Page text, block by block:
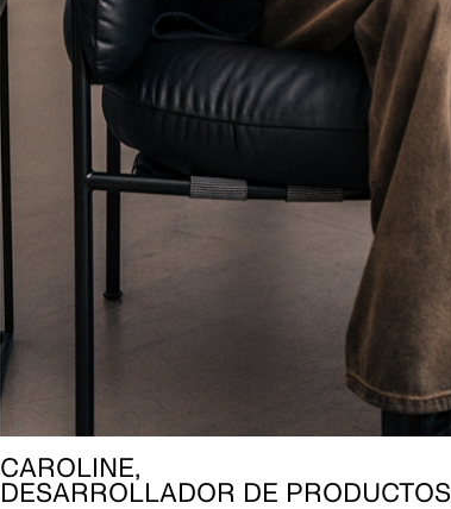
CAROLINE,
DESARROLLADOR DE PRODUCTOS